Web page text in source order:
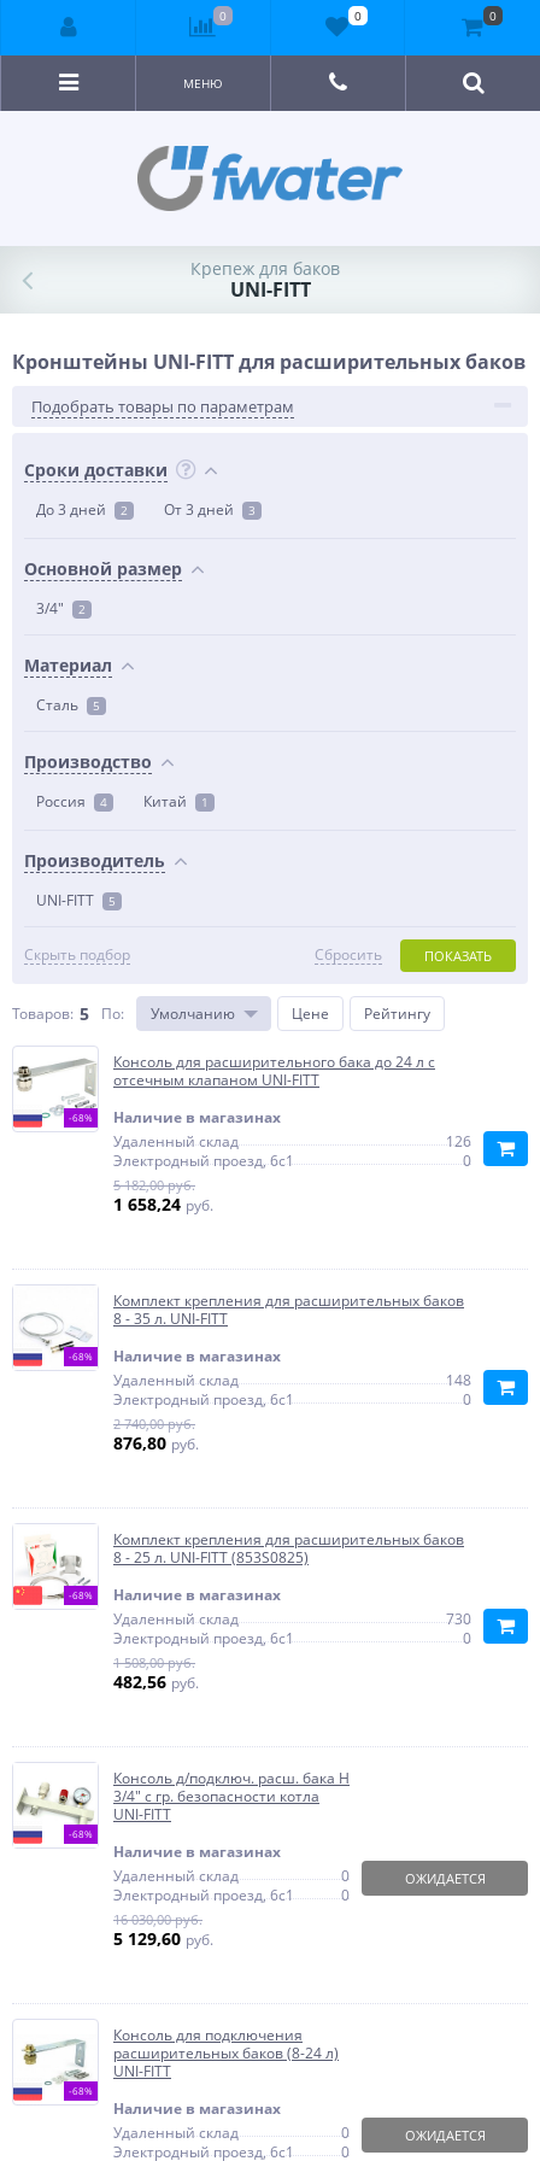
МЕНЮ
Крепеж для баков
UNI-FITT
Кронштейны UNI-FITT для расширительных баков
Подобрать товары по параметрам
Сроки доставки
До 3 дней 2 От 3 дней 3
Основной размер
3/4" 2
Материал
Сталь 5
Производство
Россия 4 Китай 1
Производитель
UNI-FITT 5
Скрыть подбор ПОКАЗАТЬ
Сбросить
Товаров: 5 По: Умолчанию Цене Рейтингу
-68%
Консоль для расширительного бака до 24 л с
отсечным клапаном UNI-FITT
Наличие в магазинах
Удаленный склад
126
Электродный проезд, 6с1
0
5 182,00 руб.
1 658,24 руб.
-68%
Комплект крепления для расширительных баков
8 - 35 л. UNI-FITT
Наличие в магазинах
Удаленный склад
148
Электродный проезд, 6с1
0
2 740,00 руб.
876,80 руб.
-68%
Комплект крепления для расширительных баков
8 - 25 л. UNI-FITT (853S0825)
Наличие в магазинах
Удаленный склад
730
Электродный проезд, 6с1
0
1 508,00 руб.
482,56 руб.
-68%
Консоль д/подключ. расш. бака Н
3/4" с гр. безопасности котла
UNI-FITT
Наличие в магазинах
Удаленный склад
0
Электродный проезд, 6с1
0
16 030,00 руб.
5 129,60 руб.
ОЖИДАЕТСЯ
-68%
Консоль для подключения
расширительных баков (8-24 л)
UNI-FITT
Наличие в магазинах
Удаленный склад
0
Электродный проезд, 6с1
0
ОЖИДАЕТСЯ
0 0 0